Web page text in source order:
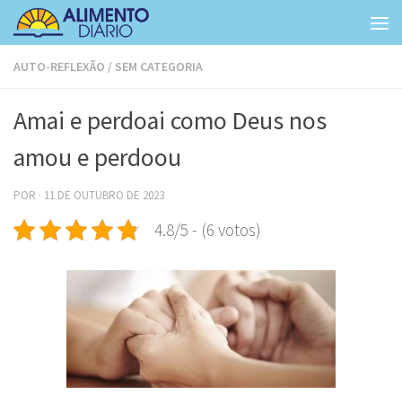
Skip to content
AUTO-REFLEXÃO / SEM CATEGORIA
Amai e perdoai como Deus nos
amou e perdoou
POR · 11 DE OUTUBRO DE 2023
4.8/5 - (6 votos)